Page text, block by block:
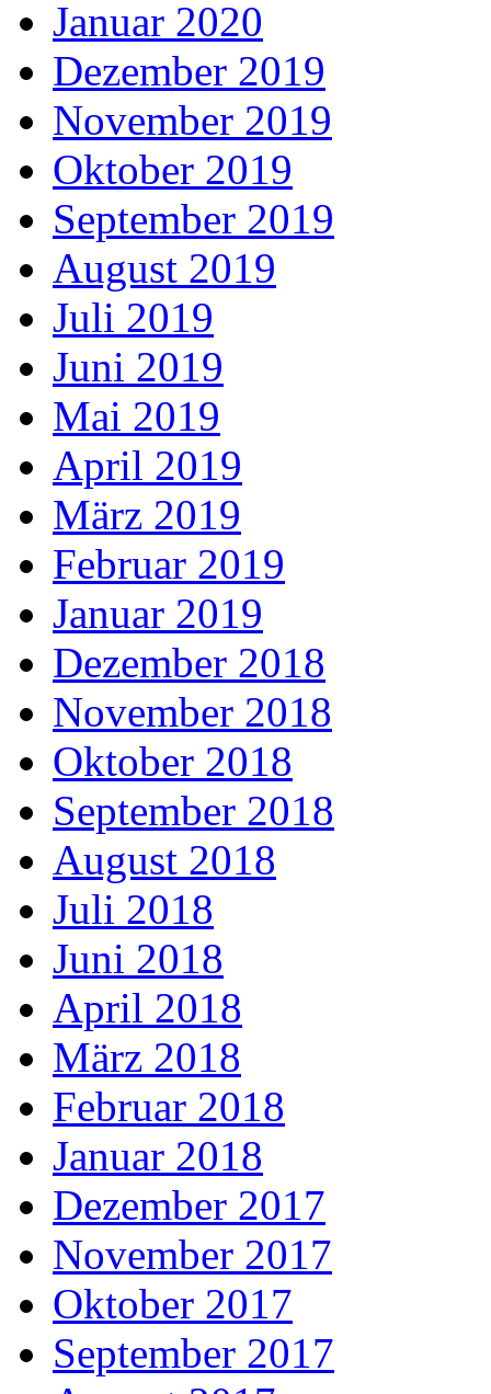
Januar 2020
Dezember 2019
November 2019
Oktober 2019
September 2019
August 2019
Juli 2019
Juni 2019
Mai 2019
April 2019
März 2019
Februar 2019
Januar 2019
Dezember 2018
November 2018
Oktober 2018
September 2018
August 2018
Juli 2018
Juni 2018
April 2018
März 2018
Februar 2018
Januar 2018
Dezember 2017
November 2017
Oktober 2017
September 2017